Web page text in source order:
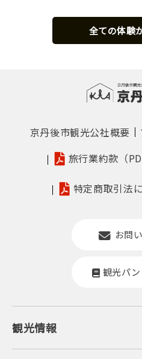
全ての体験
京丹後市観光公社概要
旅行業約款（
特定商取引法
お問
観光パ
観光情報
京丹後について
ジオパークの絶景